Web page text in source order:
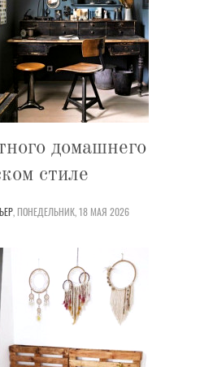
домашнего
стиле
,ПОНЕДЕЛЬНИК, 18 МАЯ 2026